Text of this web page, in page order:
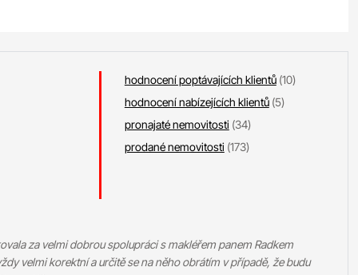
hodnocení poptávajících klientů (10)
hodnocení nabízejících klientů (5)
pronajaté nemovitosti (34)
prodané nemovitosti (173)
za velmi dobrou spolupráci s makléřem panem Radkem
velmi korektní a určitě se na něho obrátím v případě, že budu